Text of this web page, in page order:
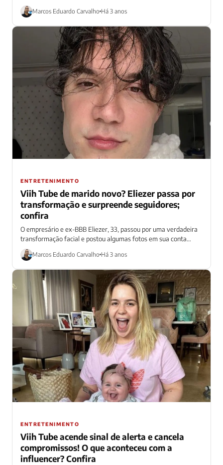
nesta segunda-feira (9)....
Marcos Eduardo Carvalho Há 3 anos
ENTRETENIMENTO
Viih Tube de marido novo? Eliezer passa por
transformação e surpreende seguidores;
confira
O empresário e ex-BBB Eliezer, 33, passou por uma verdadeira
transformação facial e postou algumas fotos em sua conta
oficial do Instagram....
Marcos Eduardo Carvalho Há 3 anos
ENTRETENIMENTO
Viih Tube acende sinal de alerta e cancela
compromissos! O que aconteceu com a
influencer? Confira